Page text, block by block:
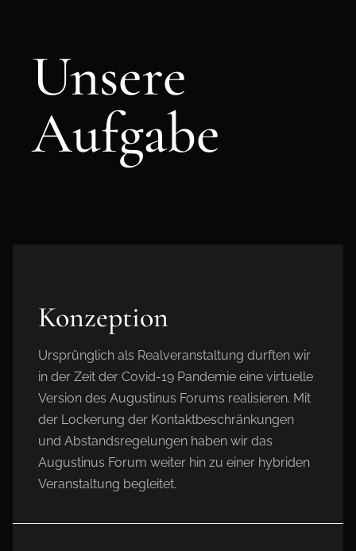
Unsere
Aufgabe
Konzeption
Ursprünglich als Realveranstaltung durften wir
in der Zeit der Covid-19 Pandemie eine virtuelle
Version des Augustinus Forums realisieren. Mit
der Lockerung der Kontaktbeschränkungen
und Abstandsregelungen haben wir das
Augustinus Forum weiter hin zu einer hybriden
Veranstaltung begleitet.